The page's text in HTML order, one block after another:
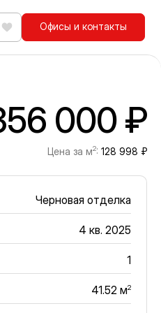
Избранное
Офисы и контакты
000 ₽
Цена за м2: 128 998 ₽
Черновая отделка
4 кв. 2025
1
41.52 м2